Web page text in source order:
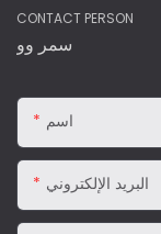
CONTACT PERSON
سمر وو
اسم
البريد الإلكتروني